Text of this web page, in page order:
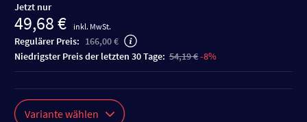
Jetzt nur
49,68 € inkl. MwSt.
Regulärer Preis: 166,00 €
niedrigster Preis der letzten 30 Tage: 54,19 €-8%
Variante wählen